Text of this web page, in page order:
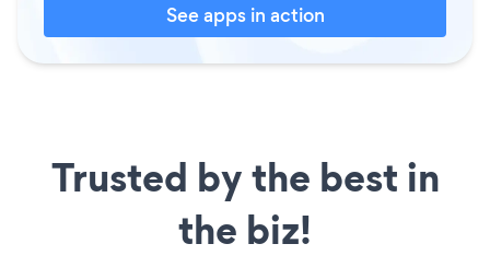
See apps in action
Trusted by the best in
the biz!